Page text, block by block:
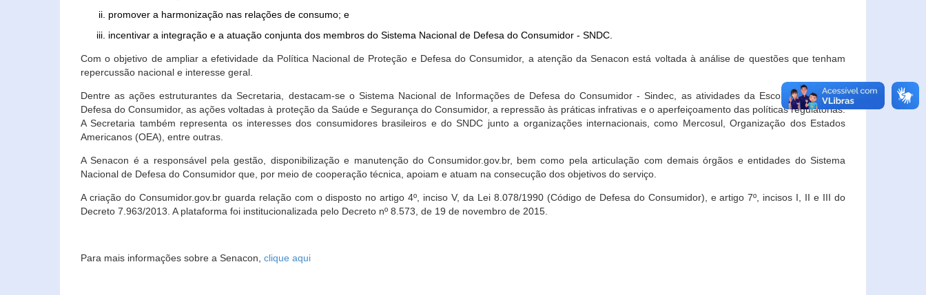
promover a harmonização nas relações de consumo; e
incentivar a integração e a atuação conjunta dos membros do Sistema Nacional de Defesa do Consumidor - SNDC.
Com o objetivo de ampliar a efetividade da Política Nacional de Proteção e Defesa do Consumidor, a atenção da Senacon está voltada à análise de questões que tenham
repercussão nacional e interesse geral.
Dentre as ações estruturantes da Secretaria, destacam-se o Sistema Nacional de Informações de Defesa do Consumidor - Sindec, as atividades da Escola Nacional de
Defesa do Consumidor, as ações voltadas à proteção da Saúde e Segurança do Consumidor, a repressão às práticas infrativas e o aperfeiçoamento das políticas regulatórias.
A Secretaria também representa os interesses dos consumidores brasileiros e do SNDC junto a organizações internacionais, como Mercosul, Organização dos Estados
Americanos (OEA), entre outras.
A Senacon é a responsável pela gestão, disponibilização e manutenção do Consumidor.gov.br, bem como pela articulação com demais órgãos e entidades do Sistema
Nacional de Defesa do Consumidor que, por meio de cooperação técnica, apoiam e atuam na consecução dos objetivos do serviço.
A criação do Consumidor.gov.br guarda relação com o disposto no artigo 4º, inciso V, da Lei 8.078/1990 (Código de Defesa do Consumidor), e artigo 7º, incisos I, II e III do
Decreto 7.963/2013. A plataforma foi institucionalizada pelo Decreto nº 8.573, de 19 de novembro de 2015.
Para mais informações sobre a Senacon, clique aqui